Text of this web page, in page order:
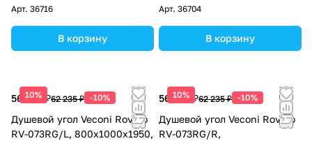
Арт. 36716
В корзину
Арт. 36704
В корзину
10%
56 012 ₽62 235 ₽ -10%
Душевой угол Veconi Rovigo
RV-073RG/L, 800х1000х1950,
10%
56 012 ₽62 235 ₽ -10%
Душевой угол Veconi Rovigo
RV-073RG/R,